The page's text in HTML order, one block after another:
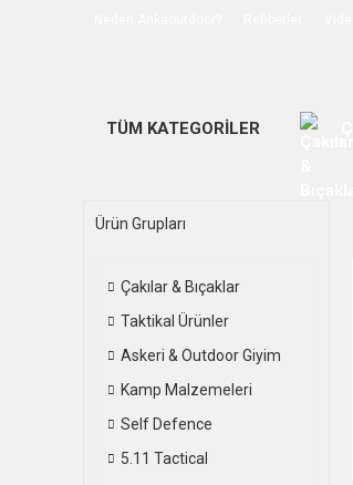
TÜM KATEGORİLER
Ürün Grupları
Çakılar & Bıçaklar
Taktikal Ürünler
Askeri & Outdoor Giyim
Kamp Malzemeleri
Self Defence
5.11 Tactical